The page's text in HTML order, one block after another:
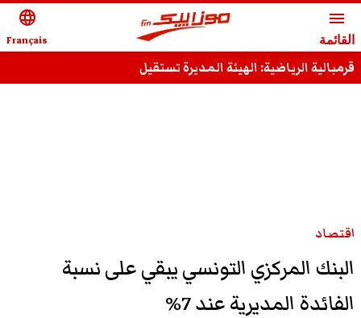
menu
القائمة
language
Français
قرمبالية الرياضية: الهيئة المديرة تستقيل
اقتصاد
البنك المركزي التونسي يبقي على نسبة
الفائدة المديرية عند 7%